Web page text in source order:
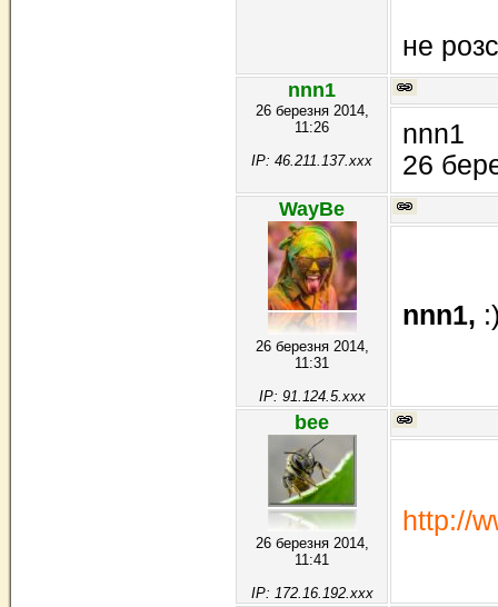
не
nnn1
26 березня 2014,
11:26
IP: 46.211.137.xxx
nnn1
26
WayBe
26 березня 2014,
11:31
IP: 91.124.5.xxx
nnn1,
bee
26 березня 2014,
11:41
IP: 172.16.192.xxx
http://